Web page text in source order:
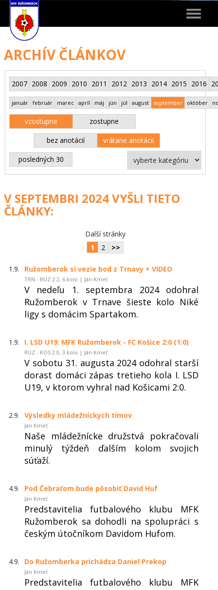
Toggle
ARCHÍV ČLÁNKOV
2007 2008 2009 2010 2011 2012 2013 2014 2015 2016
január február marec apríl máj jún júl august september október
vzostupne zostupne
bez anotácií vrátane anotácií
posledných 30
V SEPTEMBRI 2024 VYŠLI TIETO
ČLÁNKY:
Další stránky
1
2 >>
1.9. Ružomberok si vezie bod z Trnavy + VIDEO
TRN - RUZ 2:2, 6.kolo | Ján Kmeť
V nedeľu 1. septembra 2024 odohral
Ružomberok v Trnave šieste kolo Niké
ligy s domácim Spartakom.
1.9. I. LSD U19: MFK Ružomberok - FC Košice 2:0 (1:0)
RUZ - KOS 2:0, 3.kolo | Ján Kmeť
V sobotu 31. augusta 2024 odohral starší
dorast domáci zápas tretieho kola I. LSD
U19, v ktorom vyhral nad Košicami 2:0.
2.9. Výsledky mládežníckych tímov
Ján Kmeť
Naše mládežnícke družstvá pokračovali
minulý týždeň ďalším kolom svojich
súťaží.
4.9. Pod Čebraťom bude pôsobiť David Huf
Ján Kmeť
Predstavitelia futbalového klubu MFK
Ružomberok sa dohodli na spolupráci s
českým útočníkom Davidom Hufom.
4.9. Do Ružomberka prichádza Daniel Prekop
Ján Kmeť
Predstavitelia futbalového klubu MFK